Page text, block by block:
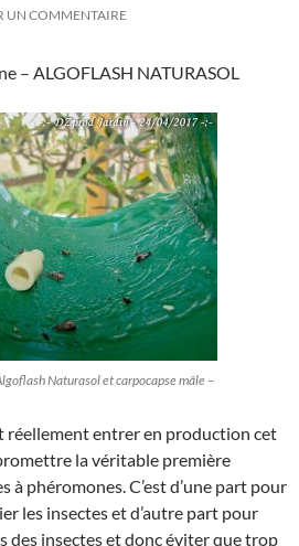
UN COMMENTAIRE
– ALGOFLASH NATURASOL
Naturasol et carpocapse mâle –
réellement entrer en production cet
la véritable première
à phéromones. C’est d’une part pour
les insectes et d’autre part pour
des insectes et donc éviter que trop